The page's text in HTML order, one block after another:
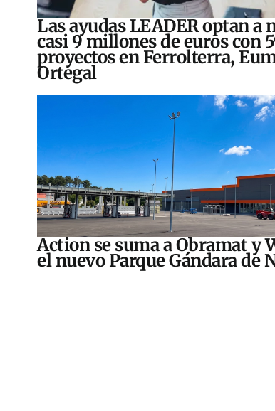
Las ayudas LEADER optan a
casi 9 millones de euros con
proyectos en Ferrolterra,
Ortegal
Action se suma a Obramat y
el nuevo Parque Gándara de